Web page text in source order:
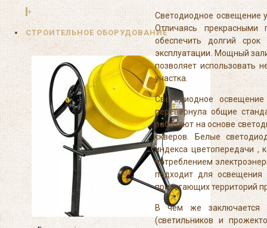
+
СТРОИТЕЛЬНОЕ ОБОРУДОВАНИЕ
Светодиодное освещение
Отличаясь прекрасными
обеспечить долгий
эксплуатации. Мощный
позволяет использовать
участка.
Светодиодное
перевернула общие
работают на основе
скверов. Белые
индекса цветопередачи ,
потреблением
подходит для освещения
прилегающих территорий
В чем же заключается
(светильников и